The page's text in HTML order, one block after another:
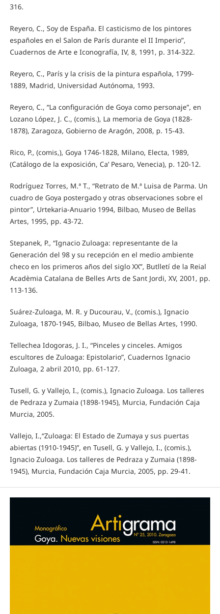
316.
Reyero, C., Soy de España. El casticismo de los pintores
españoles en el Salon de París durante el II Imperio”,
Cuadernos de Arte e Iconografía, IV, 8, 1991, p. 314-322.
Reyero, C., París y la crisis de la pintura española, 1799-
1889, Madrid, Universidad Autónoma, 1993.
Reyero, C., “La configuración de Goya como personaje”, en
Lozano López, J. C., (comis.), La memoria de Goya (1828-
1878), Zaragoza, Gobierno de Aragón, 2008, p. 15-43.
Rico, P., (comis,), Goya 1746-1828, Milano, Electa, 1989,
(Catálogo de la exposición, Ca’ Pesaro, Venecia), p. 120-12.
Rodríguez Torres, M.ª T., “Retrato de M.ª Luisa de Parma. Un
cuadro de Goya postergado y otras observaciones sobre el
pintor”, Urtekaria-Anuario 1994, Bilbao, Museo de Bellas
Artes, 1995, pp. 43-72.
Stepanek, P., “Ignacio Zuloaga: representante de la
Generación del 98 y su recepción en el medio ambiente
checo en los primeros años del siglo XX”, Butlletí de la Reial
Acadèmia Catalana de Belles Arts de Sant Jordi, XV, 2001, pp.
113-136.
Suárez-Zuloaga, M. R. y Ducourau, V., (comis.), Ignacio
Zuloaga, 1870-1945, Bilbao, Museo de Bellas Artes, 1990.
Tellechea Idogoras, J. I., “Pinceles y cinceles. Amigos
escultores de Zuloaga: Epistolario”, Cuadernos Ignacio
Zuloaga, 2 abril 2010, pp. 61-127.
Tusell, G. y Vallejo, I., (comis.), Ignacio Zuloaga. Los talleres
de Pedraza y Zumaia (1898-1945), Murcia, Fundación Caja
Murcia, 2005.
Vallejo, I.,“Zuloaga: El Estado de Zumaya y sus puertas
abiertas (1910-1945)”, en Tusell, G. y Vallejo, I., (comis.),
Ignacio Zuloaga. Los talleres de Pedraza y Zumaia (1898-
1945), Murcia, Fundación Caja Murcia, 2005, pp. 29-41.